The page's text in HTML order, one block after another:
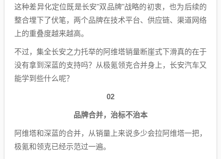
这种差异化定位既是长安"双品牌"战略的初衷，也为后续的
整合埋下了伏笔，两个品牌在技术平台、供应链、渠道网络
上的重叠度越来越高。
不过，集全长安之力托举的阿维塔销量断崖式下滑真的在于
没有拿到深蓝的支持吗？从极氪领克合并身上，长安汽车又
能学到些什么呢？
02
品牌合并，治标不治本
阿维塔和深蓝的合并，从销量上来说多少会拉阿维塔一把，
极氪和领克已经示范过一遍。